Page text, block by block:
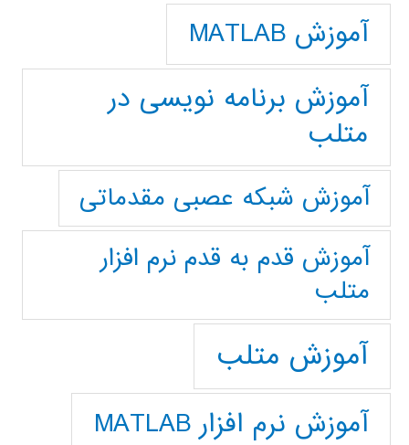
آموزش MATLAB
آموزش برنامه نویسی در
متلب
آموزش شبکه عصبی مقدماتی
آموزش قدم به قدم نرم افزار
متلب
آموزش متلب
آموزش نرم افزار MATLAB